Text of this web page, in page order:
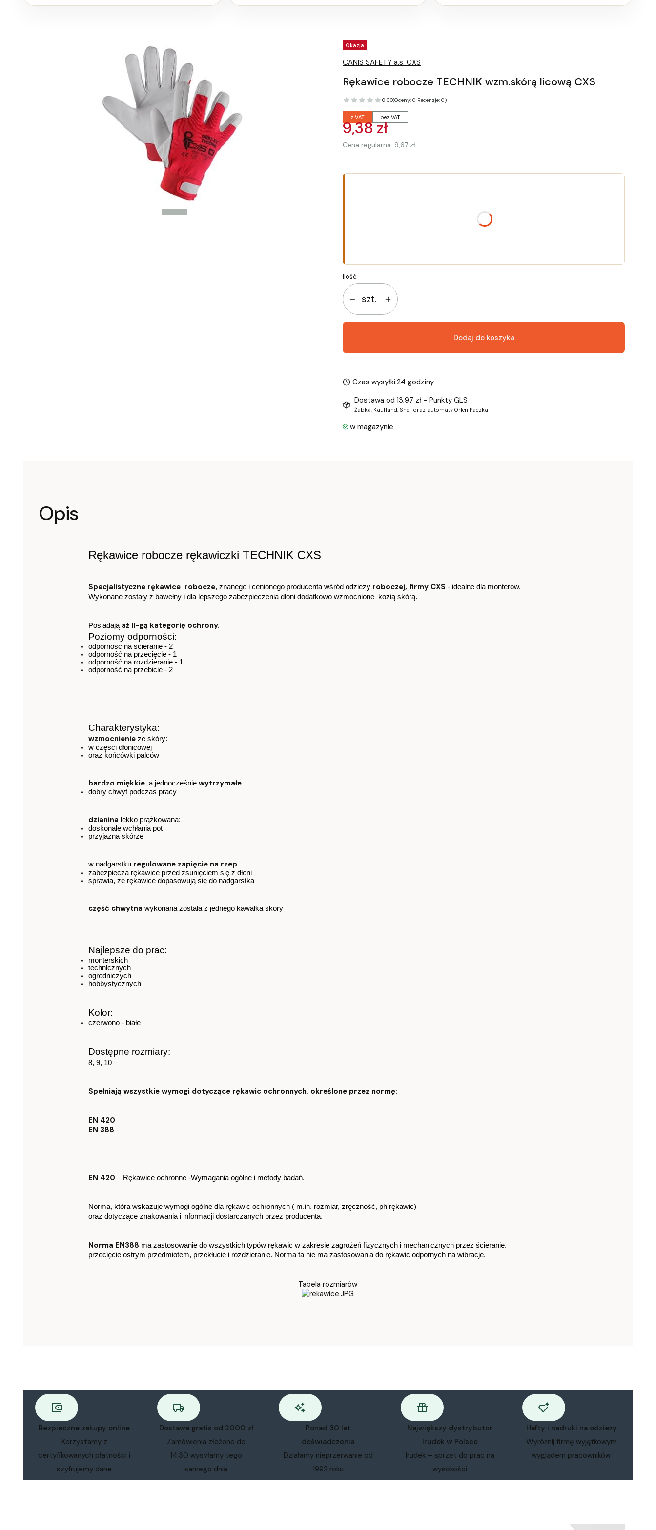
Tagi produktu
Okazja
CANIS SAFETY a.s. CXS
Rękawice robocze TECHNIK wzm.skórą licową CXS
0.00(Oceny: 0 Recenzje: 0)
z VAT bez VAT
9,38 zł
Cena regularna: 9,67 zł
Ilość
szt.
Dodaj do koszyka
Czas wysyłki:24 godziny
Dostawa od 13,97 zł - Punkty GLS
Żabka, Kaufland, Shell oraz automaty Orlen Paczka
w magazynie
Opis
Rękawice robocze rękawiczki TECHNIK CXS
Specjalistyczne rękawice robocze, znanego i cenionego producenta wśród odzieży roboczej, firmy CXS - idealne dla monterów.
Wykonane zostały z bawełny i dla lepszego zabezpieczenia dłoni dodatkowo wzmocnione  kozią skórą.
Posiadają aż II-gą kategorię ochrony.
Poziomy odporności:
odporność na ścieranie - 2
odporność na przecięcie - 1
odporność na rozdzieranie - 1
odporność na przebicie - 2
Charakterystyka:
wzmocnienieze skóry:
w części dłonicowej
oraz końcówki palców
bardzo miękkie, a jednocześnie wytrzymałe
dobry chwyt podczas pracy
dzianina lekko prążkowana:
doskonale wchłania pot
przyjazna skórze
w nadgarstku regulowane zapięcie na rzep
zabezpiecza rękawice przed zsunięciem się z dłoni
sprawia, że rękawice dopasowują się do nadgarstka
część chwytnawykonana została z jednego kawałka skóry
Najlepsze do prac:
monterskich
technicznych
ogrodniczych
hobbystycznych
Kolor:
czerwono - białe
Dostępne rozmiary:
8, 9, 10
Spełniają wszystkie wymogi dotyczące rękawic ochronnych, określone przez normę:
EN 420
EN 388
EN 420 – Rękawice ochronne -Wymagania ogólne i metody badań.
Norma, która wskazuje wymogi ogólne dla rękawic ochronnych ( m.in. rozmiar, zręczność, ph rękawic)
oraz dotyczące znakowania i informacji dostarczanych przez producenta.
Norma EN388 ma zastosowanie do wszystkich typów rękawic w zakresie zagrożeń fizycznych i mechanicznych przez ścieranie,
przecięcie ostrym przedmiotem, przekłucie i rozdzieranie. Norma ta nie ma zastosowania do rękawic odpornych na wibracje.
Tabela rozmiarów
Bezpieczne zakupy online
Korzystamy z
certyfikowanych płatności i
szyfrujemy dane
Dostawa gratis od 2000 zł
Zamówienia złożone do
14:30 wysyłamy tego
samego dnia
Ponad 30 lat
doświadczenia
Działamy nieprzerwanie od
1992 roku
Największy dystrybutor
Irudek w Polsce
Irudek – sprzęt do prac na
wysokości
Hafty i nadruki na odzieży
Wyróżnij firmę wyjątkowym
wyglądem pracowników.